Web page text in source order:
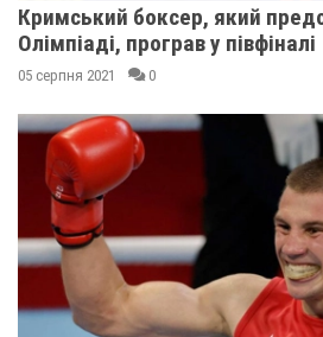
Кримський боксер, який
Олімпіаді, програв у півфіналі
05 серпня 2021 0